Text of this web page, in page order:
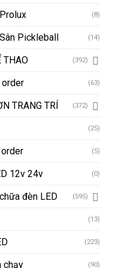
(8)
Pickleball (14)
THAO (392)
(63)
TRANG TRÍ (372)
(25)
(5)
12v 24v (0)
đèn LED (595)
(13)
(223)
chạy (90)